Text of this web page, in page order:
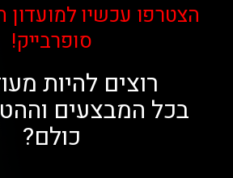
הצטרפו עכשיו
סופרבייק!
רוצים להיות
בכל המבצעים
כולם?